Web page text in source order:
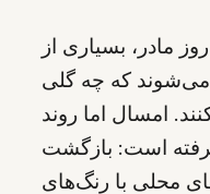
مادر، بسیاری از
می‌شوند که چه گلی
امسال اما روند
است: بازگشت
محلی با رنگ‌های